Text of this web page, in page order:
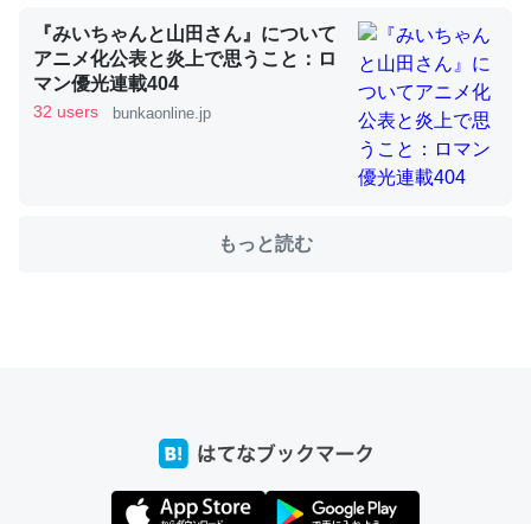
これを元に考えるとカルシウムを大量に使う脊椎動物と貝
類は苦労してるんだな…。腹足類だと殻を無くしてナメク
ジになったり努力してるし。
─ニュース :: 【研究発表】昆虫学の大問題＝「昆虫はなぜ海にいな
コミュニケーションが劇的に変化した｜tayorini by LIFULL介護
『みいちゃんと山田さん』について
アニメ化公表と炎上で思うこと：ロ
マン優光連載404
32 users bunkaonline.jp
もっと読む